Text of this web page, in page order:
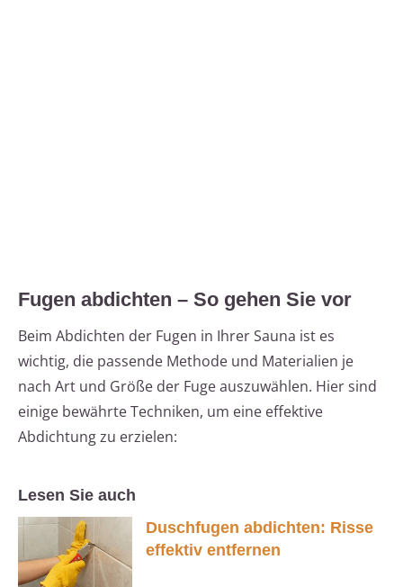
Fugen abdichten – So gehen Sie vor
Beim Abdichten der Fugen in Ihrer Sauna ist es
wichtig, die passende Methode und Materialien je
nach Art und Größe der Fuge auszuwählen. Hier sind
einige bewährte Techniken, um eine effektive
Abdichtung zu erzielen:
Lesen Sie auch
Duschfugen abdichten: Risse
effektiv entfernen